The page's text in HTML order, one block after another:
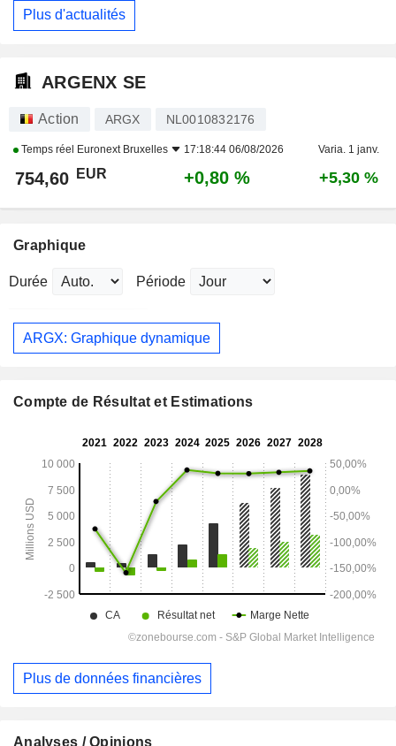
Plus d'actualités
ARGENX SE
Action ARGX NL0010832176
Temps réel Euronext Bruxelles 17:18:44 06/08/2026 Varia. 1 janv.
754,60 EUR +0,80 % +5,30 %
Graphique
Durée Période
ARGX: Graphique dynamique
Compte de Résultat et Estimations
Plus de données financières
Analyses / Opinions